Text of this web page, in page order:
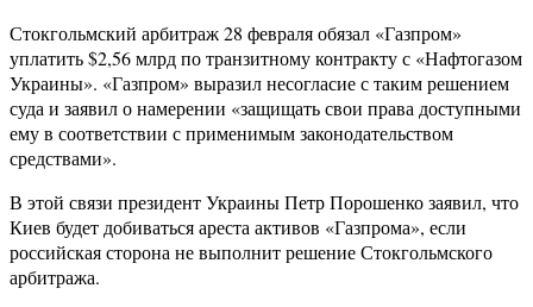
Стокгольмский арбитраж 28 февраля обязал «Газпром»
уплатить $2,56 млрд по транзитному контракту с «Нафтогазом
Украины». «Газпром» выразил несогласие с таким решением
суда и заявил о намерении «защищать свои права доступными
ему в соответствии с применимым законодательством
средствами».
В этой связи президент Украины Петр Порошенко заявил, что
Киев будет добиваться ареста активов «Газпрома», если
российская сторона не выполнит решение Стокгольмского
арбитража.